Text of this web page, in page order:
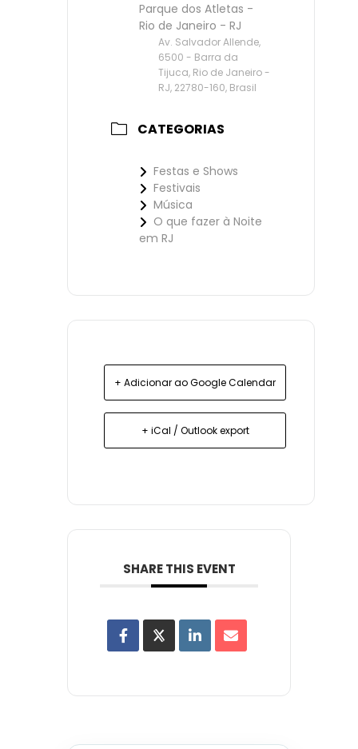
Parque dos Atletas -
Rio de Janeiro - RJ
Av. Salvador Allende,
6500 - Barra da
Tijuca, Rio de Janeiro -
RJ, 22780-160, Brasil
CATEGORIAS
Festas e Shows
Festivais
Música
O que fazer à Noite
em RJ
+ Adicionar ao Google Calendar
+ iCal / Outlook export
SHARE THIS EVENT